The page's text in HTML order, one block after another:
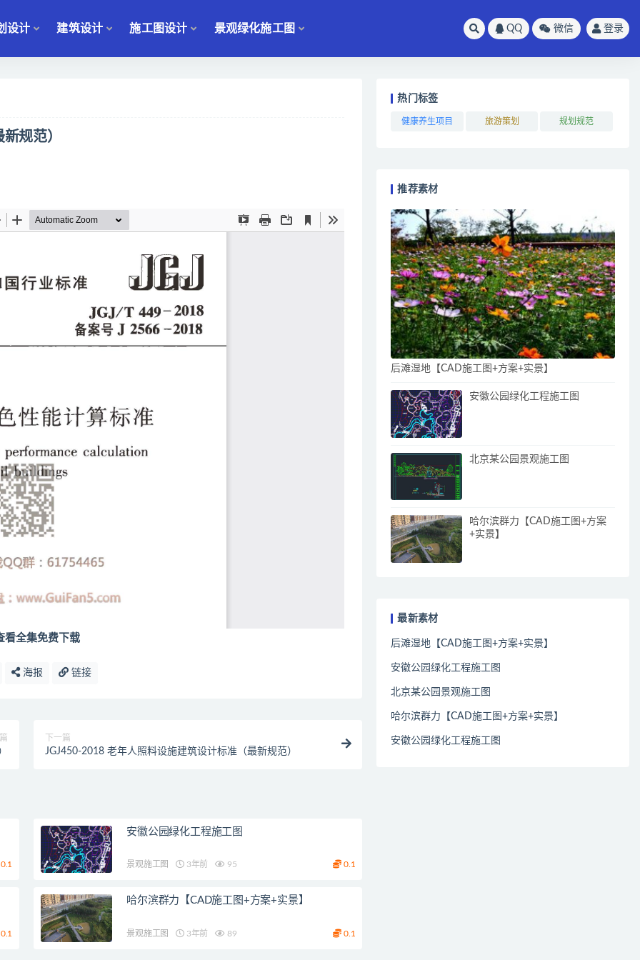
设计 建筑设计 施工图设计 景观绿化施工图 QQ 微信 登录
规范）
看全集免费下载
海报 链接
下一篇
JGJ450-2018 老年人照料设施建筑设计标准（最新规范）
安徽公园绿化工程施工图
景观施工图 3年前 95 0.1
哈尔滨群力【CAD施工图+方案+实景】
景观施工图 3年前 89 0.1
热门标签
健康养生项目 旅游策划 规划规范
推荐素材
后滩湿地【CAD施工图+方案+实景】
安徽公园绿化工程施工图
北京某公园景观施工图
哈尔滨群力【CAD施工图+方案
+实景】
最新素材
后滩湿地【CAD施工图+方案+实景】
安徽公园绿化工程施工图
北京某公园景观施工图
哈尔滨群力【CAD施工图+方案+实景】
安徽公园绿化工程施工图